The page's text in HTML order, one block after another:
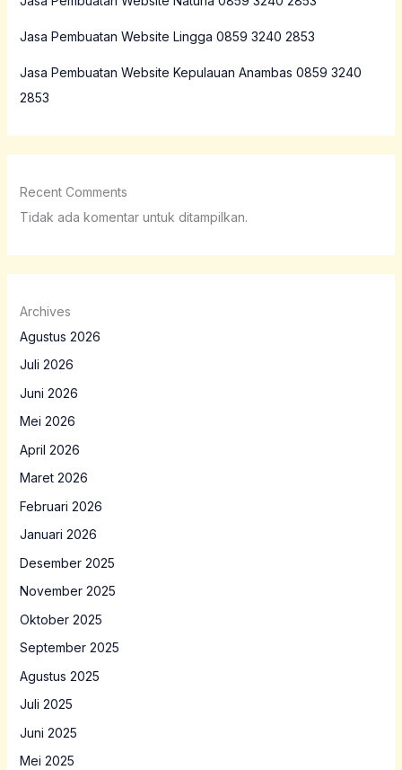
Jasa Pembuatan Website Lingga 0859 3240 2853
Jasa Pembuatan Website Kepulauan Anambas 0859 3240
2853
Recent Comments
Tidak ada komentar untuk ditampilkan.
Archives
Agustus 2026
Juli 2026
Juni 2026
Mei 2026
April 2026
Maret 2026
Februari 2026
Januari 2026
Desember 2025
November 2025
Oktober 2025
September 2025
Agustus 2025
Juli 2025
Juni 2025
Mei 2025